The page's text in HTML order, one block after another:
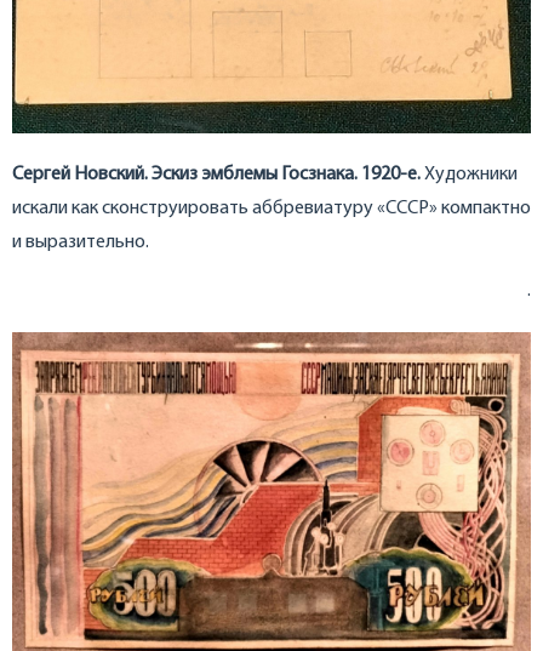
Сергей Новский. Эскиз эмблемы Госзнака. 1920-е.Художники
искали как сконструировать аббревиатуру «СССР» компактно
и выразительно.
.